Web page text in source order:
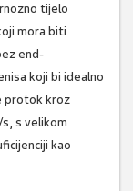
tijelo
mora biti
end-
koji bi idealno
protok kroz
s velikom
kao